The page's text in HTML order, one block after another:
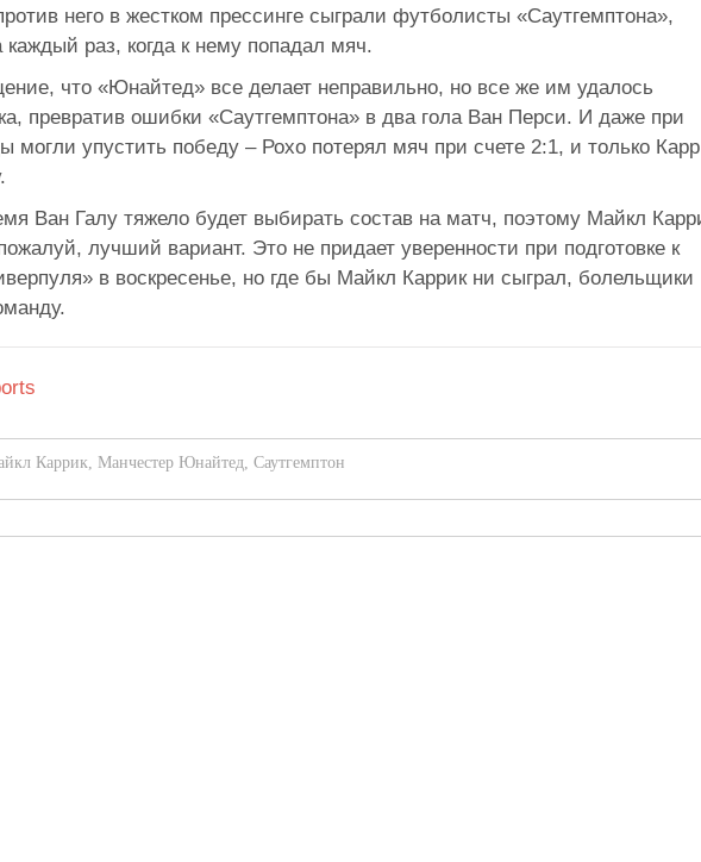
него в жестком прессинге сыграли футболисты «Саутгемптона»,
каждый раз, когда к нему попадал мяч.
что «Юнайтед» все делает неправильно, но все же им удалось
превратив ошибки «Саутгемптона» в два гола Ван Перси. И даже при
могли упустить победу – Рохо потерял мяч при счете 2:1, и только
Ван Галу тяжело будет выбирать состав на матч, поэтому Майкл
лучший вариант. Это не придает уверенности при подготовке к
в воскресенье, но где бы Майкл Каррик ни сыграл, болельщики
Каррик, Манчестер Юнайтед, Саутгемптон